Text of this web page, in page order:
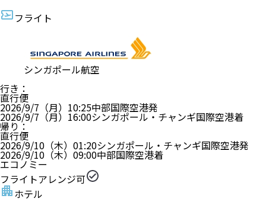
フライト
シンガポール航空
行き ：
直行便
2026/9/7（月） 10:25中部国際空港発
2026/9/7（月） 16:00シンガポール・チャンギ国際空港着
帰り ：
直行便
2026/9/10（木） 01:20シンガポール・チャンギ国際空港発
2026/9/10（木） 09:00中部国際空港着
エコノミー
フライトアレンジ可
ホテル